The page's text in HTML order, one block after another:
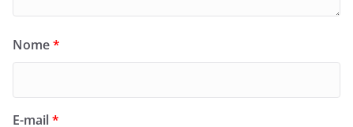
Nome*
E-mail*